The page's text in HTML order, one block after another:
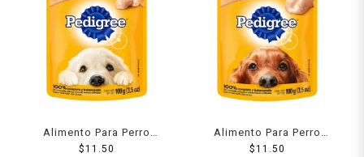
Alimento Para Perro
Pedigree Pollo 100
$11.50
Alimento Para Perro
Pedigree Pollo Adulto 100
$11.50